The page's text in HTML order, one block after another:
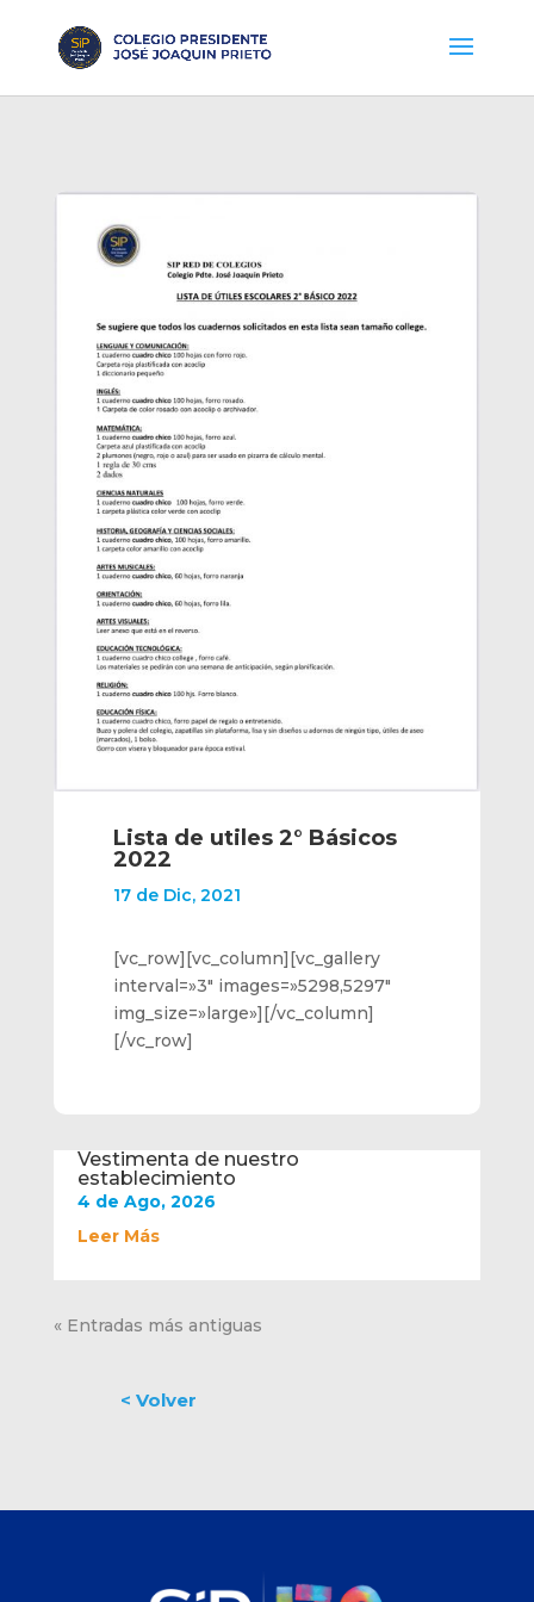
Vestimenta de nuestro
establecimiento
4 de Ago, 2026
Leer Más
« Entradas más antiguas
Lista de utiles 2° Básicos
2022
17 de Dic, 2021
[vc_row][vc_column][vc_gallery
interval=»3″ images=»5298,5297″
img_size=»large»][/vc_column]
[/vc_row]